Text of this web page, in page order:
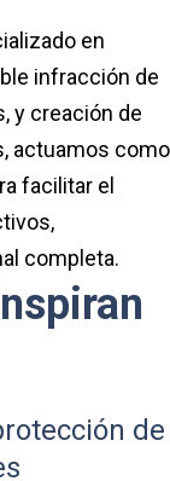
en
infracción de
y creación de
actuamos como
facilitar el
completa.
de